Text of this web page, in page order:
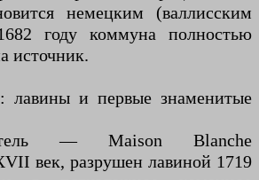
немецким (валлисским
году коммуна полностью
источник.
лавины и первые знаменитые
— Maison Blanche
век, разрушен лавиной 1719